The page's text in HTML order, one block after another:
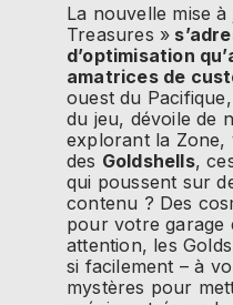
La nouvelle mise
Treasures »
d’optimisation
amatrices de
ouest du
du jeu, dévoile de
explorant la
des Goldshells,
qui poussent sur
contenu ? Des
pour votre garage
attention, les
si facilement – à
mystères pour